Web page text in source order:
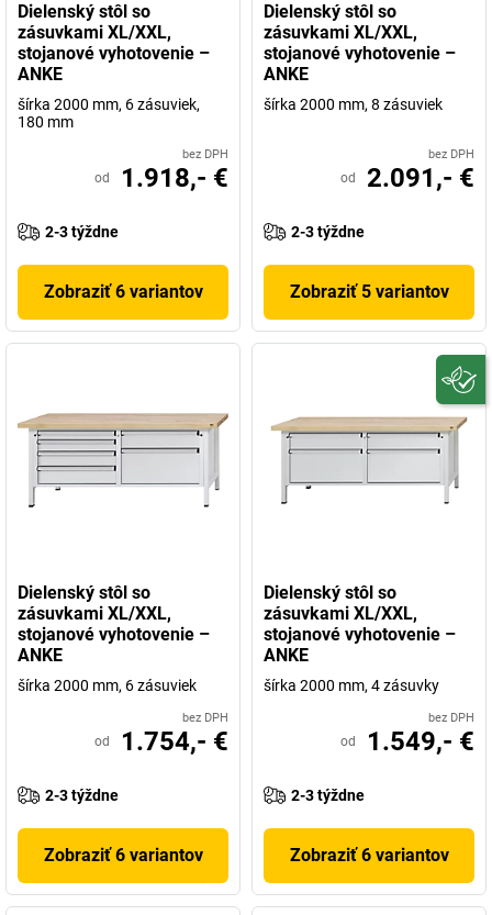
Dielenský stôl so
zásuvkami XL/XXL,
stojanové vyhotovenie –
ANKE
šírka 2000 mm, 6 zásuviek,
180 mm
bez DPH
od 1.918,- €
2-3 týždne
Zobraziť 6 variantov
Dielenský stôl so
zásuvkami XL/XXL,
stojanové vyhotovenie –
ANKE
šírka 2000 mm, 8 zásuviek
bez DPH
od 2.091,- €
2-3 týždne
Zobraziť 5 variantov
Dielenský stôl so
zásuvkami XL/XXL,
stojanové vyhotovenie –
ANKE
šírka 2000 mm, 6 zásuviek
bez DPH
od 1.754,- €
2-3 týždne
Zobraziť 6 variantov
Dielenský stôl so
zásuvkami XL/XXL,
stojanové vyhotovenie –
ANKE
šírka 2000 mm, 4 zásuvky
bez DPH
od 1.549,- €
2-3 týždne
Zobraziť 6 variantov